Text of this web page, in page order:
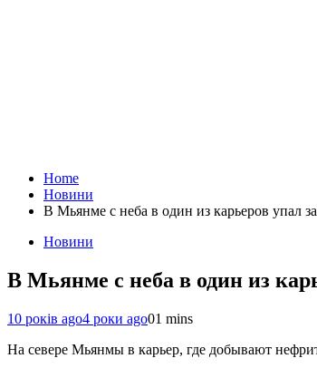
Home
Новини
В Мьянме с неба в один из карьеров упал
Новини
В Мьянме с неба в один из
10 років ago4 роки ago01 mins
На севере Мьянмы в карьер, где добывают